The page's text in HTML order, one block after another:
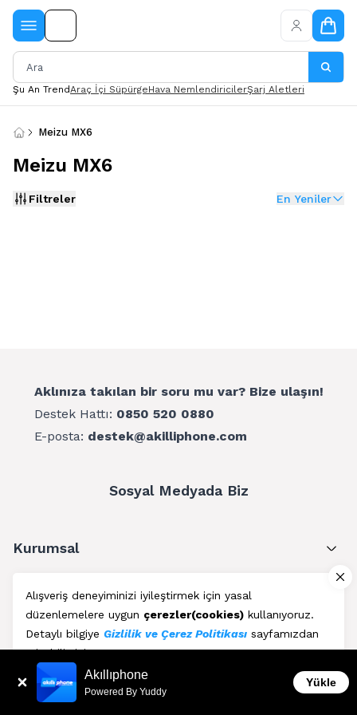
Alışveriş deneyiminizi iyileştirmek için yasal
düzenlemelere uygun çerezler(cookies) kullanıyoruz.
Detaylı bilgiye Gizlilik ve Çerez Politikası sayfamızdan
erişebilirsiniz.
Kabul Et
Şu An TrendAraç İçi SüpürgeHava NemlendiricilerŞarj Aletleri
Meizu MX6
Meizu MX6
Filtreler En Yeniler
Aklınıza takılan bir soru mu var? Bize ulaşın!
Destek Hattı: 0850 520 0880
E-posta: destek@akilliphone.com
Sosyal Medyada Biz
Kurumsal
Müşteri Hizmetleri
Üyelik
Blog Akıllıphone
Powered By Yuddy
Yükle